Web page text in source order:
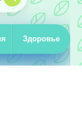
Здоровье